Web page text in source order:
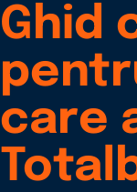
Ghid
care